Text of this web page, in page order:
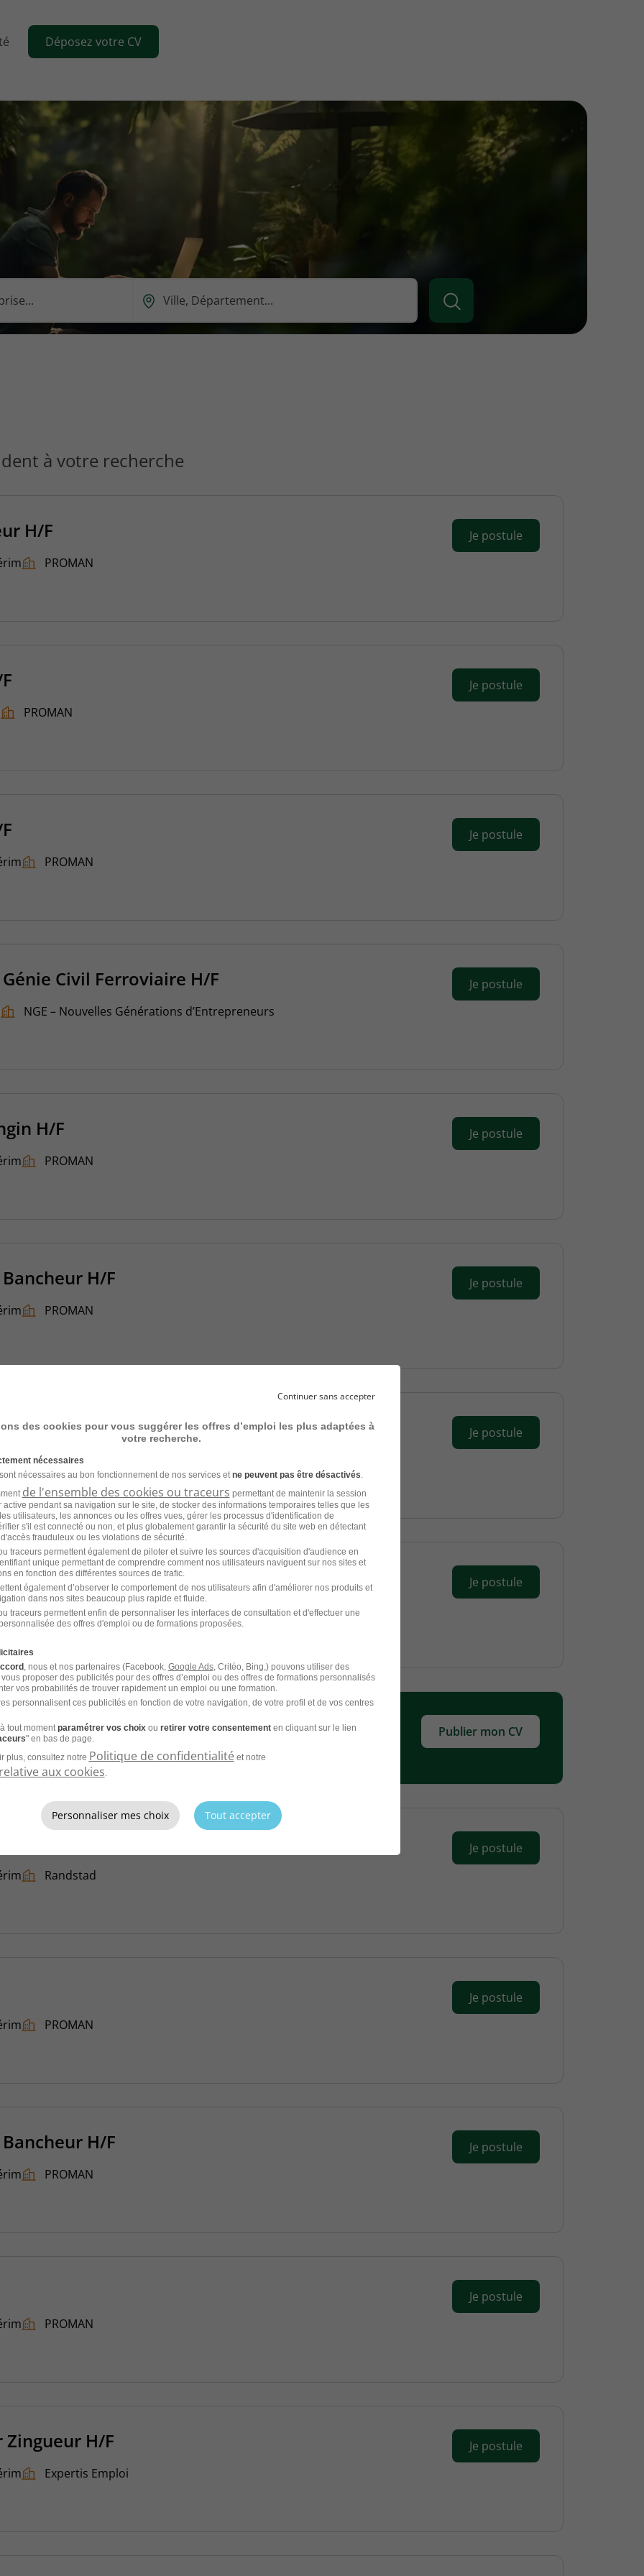
Déposez votre CV
Ou
ce
à votre recherche
H/F
PROMAN
Je postule
PROMAN
Je postule
PROMAN
Je postule
Civil Ferroviaire H/F
NGE – Nouvelles Générations d’Entrepreneurs
Je postule
H/F
PROMAN
Je postule
H/F
PROMAN
Je postule
PROMAN
Je postule
PROMAN
Je postule
et laissez les recruteurs venir à
Publier mon CV
Randstad
Je postule
PROMAN
Je postule
H/F
PROMAN
Je postule
PROMAN
Je postule
H/F
Expertis Emploi
Je postule
Continuer sans accepter
des cookies pour vous suggérer les offres d’emploi les plus adaptées à
votre recherche.
nécessaires
nécessaires au bon fonctionnement de nos services et ne peuvent pas être désactivés
de l'ensemble des cookies ou traceurs permettant de maintenir la session
active pendant sa navigation sur le site, de stocker des informations temporaires telles que les
utilisateurs, les annonces ou les offres vues, gérer les processus d'identification de
s'il est connecté ou non, et plus globalement garantir la sécurité du site web en détectant
frauduleux ou les violations de sécurité.
traceurs permettent également de piloter et suivre les sources d'acquisition d'audience en
unique permettant de comprendre comment nos utilisateurs naviguent sur nos sites et
en fonction des différentes sources de trafic.
également d’observer le comportement de nos utilisateurs afin d'améliorer nos produits et
dans nos sites beaucoup plus rapide et fluide.
traceurs permettent enfin de personnaliser les interfaces de consultation et d'effectuer une
des offres d'emploi ou de formations proposées.
, nous et nos partenaires (Facebook, Google Ads, Critéo, Bing,) pouvons utiliser des
proposer des publicités pour des offres d’emploi ou des offres de formations personnalisés
vos probabilités de trouver rapidement un emploi ou une formation.
personnalisent ces publicités en fonction de votre navigation, de votre profil et de vos centres
tout moment paramétrer vos choixou retirer votre consentementen cliquant sur le lien
" en bas de page.
plus, consultez notre Politique de confidentialité et notre
aux cookies
Personnaliser mes choix Tout accepter